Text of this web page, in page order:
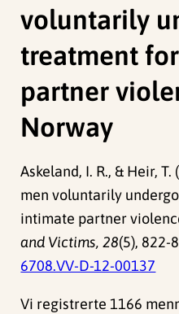
voluntarily
treatment
partner
Norway
Askeland, I. R., & Heir,
men voluntarily
intimate partner
and Victims, 28(5), 822-
6708.VV-D-12-00137
Vi registrerte 1166